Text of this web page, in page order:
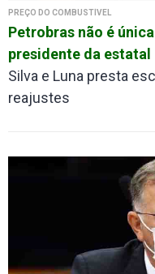
PREÇO DO COMBUSTÍVEL
Petrobras não é
presidente da estatal
Silva e Luna presta
reajustes